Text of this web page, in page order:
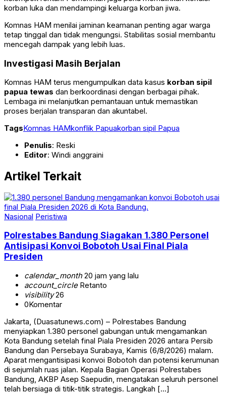
korban luka dan mendampingi keluarga korban jiwa.
Komnas HAM menilai jaminan keamanan penting agar warga
tetap tinggal dan tidak mengungsi. Stabilitas sosial membantu
mencegah dampak yang lebih luas.
Investigasi Masih Berjalan
Komnas HAM terus mengumpulkan data kasus korban sipil
papua tewas dan berkoordinasi dengan berbagai pihak.
Lembaga ini melanjutkan pemantauan untuk memastikan
proses berjalan transparan dan akuntabel.
TagsKomnas HAMkonflik Papuakorban sipil Papua
Penulis: Reski
Editor: Windi anggraini
Artikel Terkait
Nasional Peristiwa
Polrestabes Bandung Siagakan 1.380 Personel
Antisipasi Konvoi Bobotoh Usai Final Piala
Presiden
calendar_month20 jam yang lalu
account_circleRetanto
visibility26
0Komentar
Jakarta, (Duasatunews.com) – Polrestabes Bandung
menyiapkan 1.380 personel gabungan untuk mengamankan
Kota Bandung setelah final Piala Presiden 2026 antara Persib
Bandung dan Persebaya Surabaya, Kamis (6/8/2026) malam.
Aparat mengantisipasi konvoi Bobotoh dan potensi kerumunan
di sejumlah ruas jalan. Kepala Bagian Operasi Polrestabes
Bandung, AKBP Asep Saepudin, mengatakan seluruh personel
telah bersiaga di titik-titik strategis. Langkah […]